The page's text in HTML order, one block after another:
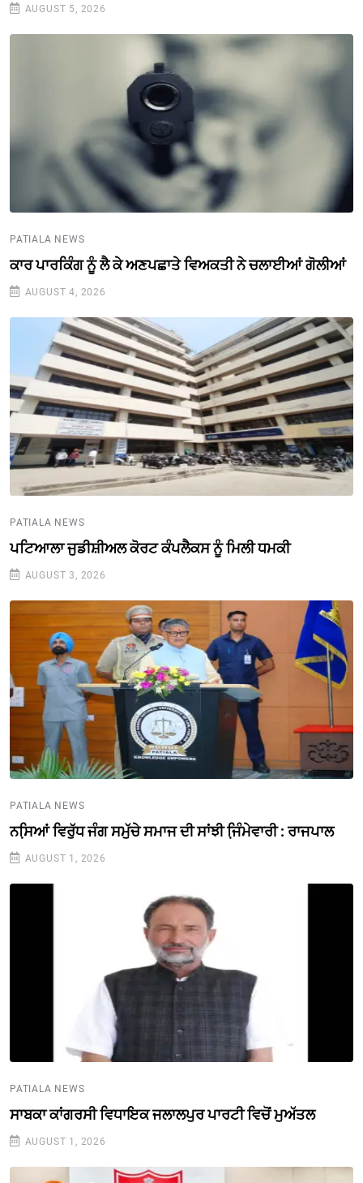
AUGUST 5, 2026
PATIALA NEWS
ਕਾਰ ਪਾਰਕਿੰਗ ਨੂੰ ਲੈ ਕੇ ਅਣਪਛਾਤੇ ਵਿਅਕਤੀ ਨੇ ਚਲਾਈਆਂ ਗੋਲੀਆਂ
AUGUST 4, 2026
PATIALA NEWS
ਪਟਿਆਲਾ ਜੁਡੀਸ਼ੀਅਲ ਕੋਰਟ ਕੰਪਲੈਕਸ ਨੂੰ ਮਿਲੀ ਧਮਕੀ
AUGUST 3, 2026
PATIALA NEWS
ਨਸਿ਼ਆਂ ਵਿਰੁੱਧ ਜੰਗ ਸਮੁੱਚੇ ਸਮਾਜ ਦੀ ਸਾਂਝੀ ਜਿ਼ੰਮੇਵਾਰੀ : ਰਾਜਪਾਲ
AUGUST 1, 2026
PATIALA NEWS
ਸਾਬਕਾ ਕਾਂਗਰਸੀ ਵਿਧਾਇਕ ਜਲਾਲਪੁਰ ਪਾਰਟੀ ਵਿਚੋਂ ਮੁਅੱਤਲ
AUGUST 1, 2026